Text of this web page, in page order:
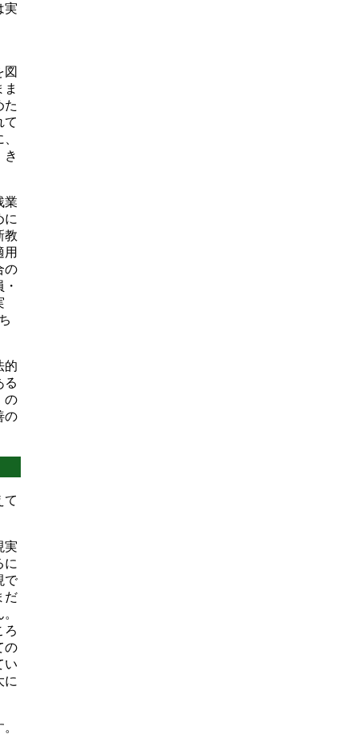
実
図
た
て
き
業
に
教
用
の
的
る
の
の
て
実
に
で
だ
ろ
の
い
に